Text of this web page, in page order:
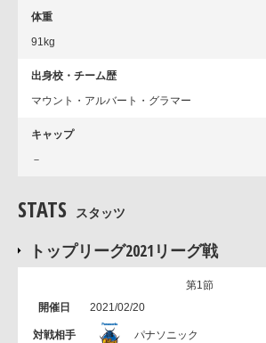
体重
91kg
出身校・チーム歴
マウント・アルバート・グラマー
キャップ
－
STATS スタッツ
トップリーグ2021リーグ戦
第1節
2021/02/20
パナソニック